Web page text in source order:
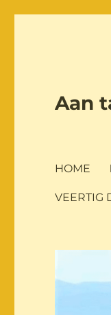
Aan
HOME
VEERTIG